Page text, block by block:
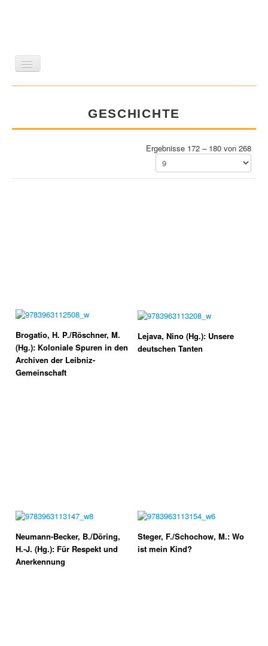
GESCHICHTE
WISSENSCHAFT
GESCHICHTE
Ergebnisse 172 – 180 von 268
Brogatio, H. P./Röschner, M.
(Hg.): Koloniale Spuren in den
Archiven der Leibniz-
Gemeinschaft
Lejava, Nino (Hg.): Unsere
deutschen Tanten
Neumann-Becker, B./Döring,
H.-J. (Hg.): Für Respekt und
Anerkennung
Steger, F./Schochow, M.: Wo
ist mein Kind?